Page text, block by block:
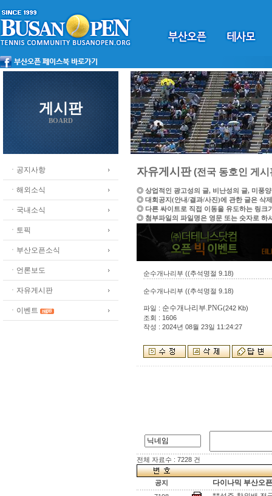
게시판
BOARD
ㆍ공지사항
ㆍ해외소식
ㆍ국내소식
ㆍ토픽
ㆍ부산오픈소식
ㆍ언론보도
ㆍ자유게시판
ㆍ이벤트
자유게시판(전국 동호인 게시
◎ 상업적인 광고성의 글, 비난성의 글, 미풍
◎ 대회공지(안내/결과/사진)에 관한 글은 삭
◎ 다른 싸이트로 직접 이동을 유도하는 링크
◎ 첨부파일의 파일명은 영문 또는 숫자로 하
순수개나리부 ((추석명절 9.18)
순수개나리부 ((추석명절 9.18)
파일 : 순수개나리부.PNG(242 Kb)
조회 : 1606
작성 : 2024년 08월 23일 11:24:27
전체 자료수 : 7228 건
공지 다이나믹 부산오